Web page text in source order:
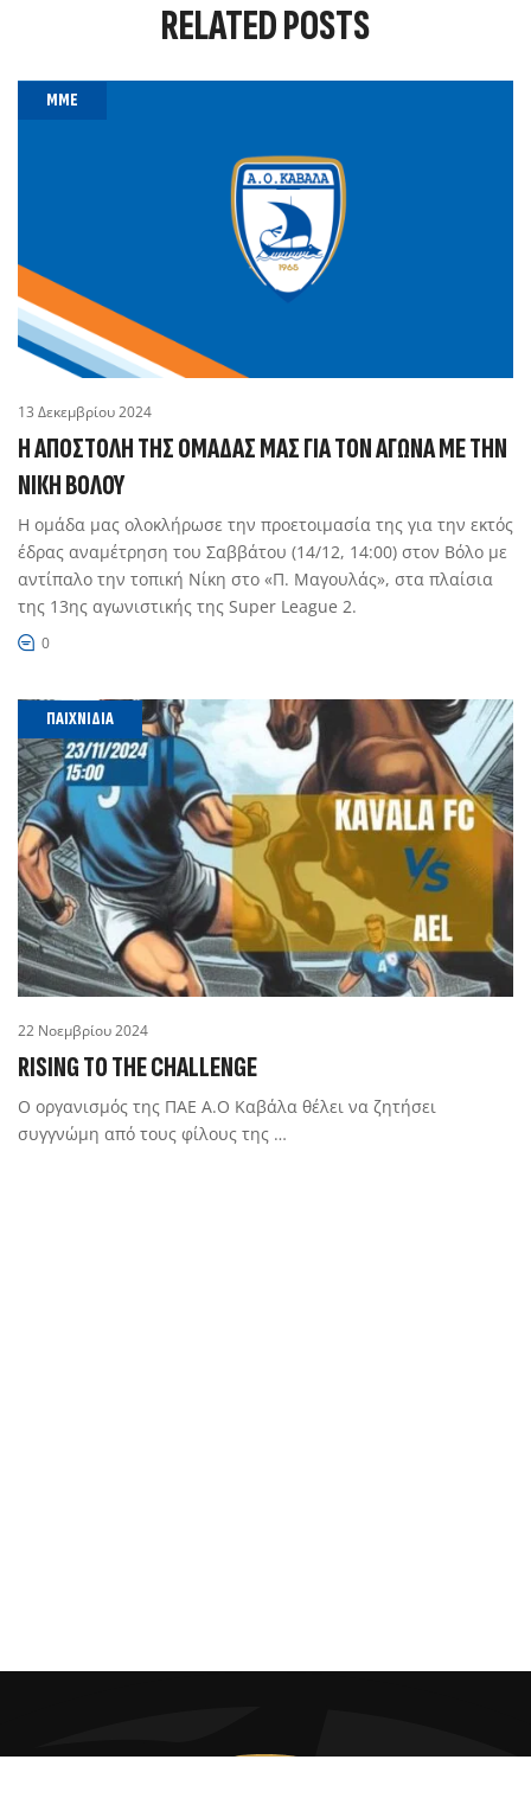
RELATEDPOSTS
MME
13 Δεκεμβρίου 2024
Η ΑΠΟΣΤΟΛΉ ΤΗΣ ΟΜΆΔΑΣ ΜΑΣ ΓΙΑ ΤΟΝ ΑΓΏΝΑ ΜΕ ΤΗΝ
ΝΊΚΗ ΒΌΛΟΥ
Η ομάδα μας ολοκλήρωσε την προετοιμασία της για την εκτός
έδρας αναμέτρηση του Σαββάτου (14/12, 14:00) στον Βόλο με
αντίπαλο την τοπική Νίκη στο «Π. Μαγουλάς», στα πλαίσια
της 13ης αγωνιστικής της Super League 2.
0
ΠΑΙΧΝΊΔΙΑ
22 Νοεμβρίου 2024
RISING TO THE CHALLENGE
Ο οργανισμός της ΠΑΕ Α.Ο Καβάλα θέλει να ζητήσει
συγγνώμη από τους φίλους της …